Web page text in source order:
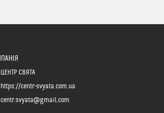
ЦЕНТР СВЯТА
https://centr-svyata.com.ua
centr.svyata@gmail.com